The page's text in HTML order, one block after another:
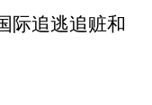
追逃追赃和